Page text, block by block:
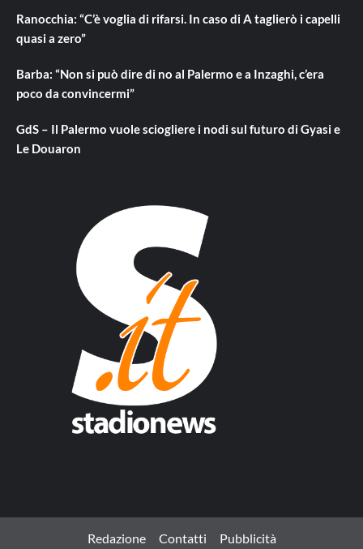
Ranocchia: “C’è voglia di rifarsi. In caso di A taglierò i capelli
quasi a zero”
Barba: “Non si può dire di no al Palermo e a Inzaghi, c’era
poco da convincermi”
GdS – Il Palermo vuole sciogliere i nodi sul futuro di Gyasi e
Le Douaron
Redazione Contatti Pubblicità